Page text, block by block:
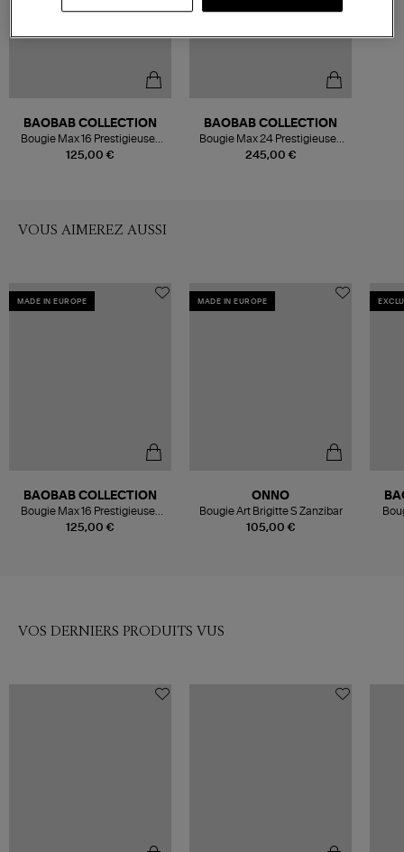
125,00 €
BAOBAB COLLECTION
Bougie Max 16 Prestigieuses
Encre de Chine
245,00 €
BAOBAB COLLECTION
Bougie Max 24 Prestigieuses
Encre de Chine
VOUS AIMEREZ AUSSI
MADE IN EUROPE
125,00 €
BAOBAB COLLECTION
Bougie Max 16 Prestigieuses
Encre de Chine
MADE IN EUROPE
105,00 €
ONNO
Bougie Art Brigitte S Zanzibar
VOS DERNIERS PRODUITS VUS